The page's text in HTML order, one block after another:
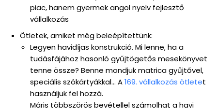
piac, hanem gyermek angol nyelv fejlesztő
vállalkozás
Ötletek, amiket még beleépítettünk:
Legyen havidíjas konstrukció. Mi lenne, ha a
tudásfájához hasonló gyűjtögetős mesekönyvet
tenne össze? Benne mondjuk matrica gyűjtővel,
speciális szókártyákkal… A169. vállalkozás ötletet
használjuk fel hozzá.
Máris többszörös bevétellel számolhat a havi